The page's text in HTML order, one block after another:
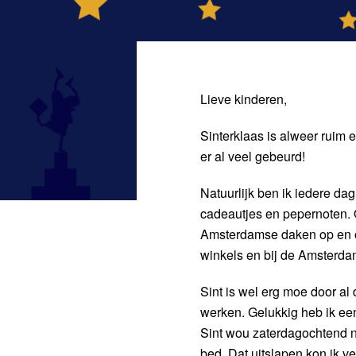
Lieve kinderen,
Sinterklaas is alweer ruim
er al veel gebeurd!
Natuurlijk ben ik iedere
cadeautjes en
Amsterdamse daken op
winkels en bij de
Sint is wel erg moe door
werken. Gelukkig heb ik
Sint wou zaterdagochtend